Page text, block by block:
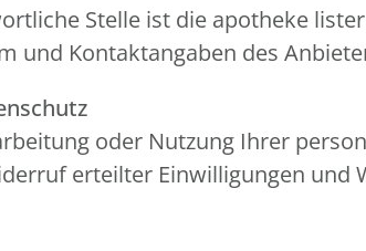
Stelle ist die apotheke
und Kontaktangaben des
oder Nutzung Ihrer
erteilter Einwilligungen